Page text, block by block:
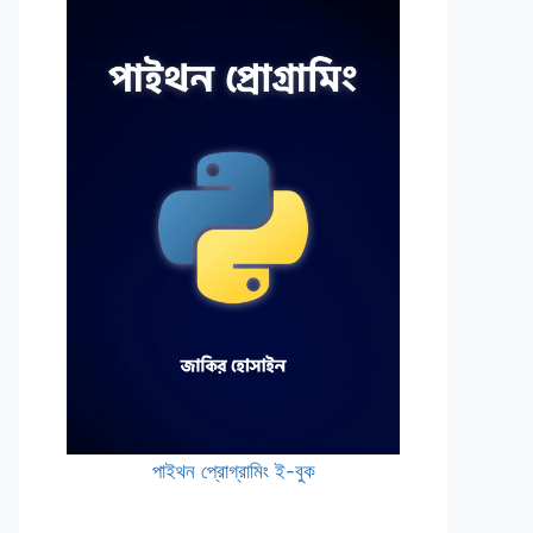
পাইথন প্রোগ্রামিং ই-বুক